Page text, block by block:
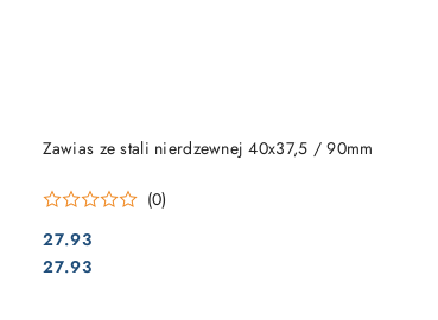
Zawias ze stali nierdzewnej 40x37,5 / 90mm
(0)
Cena:
27.93
Cena:
27.93
DO KOSZYKA